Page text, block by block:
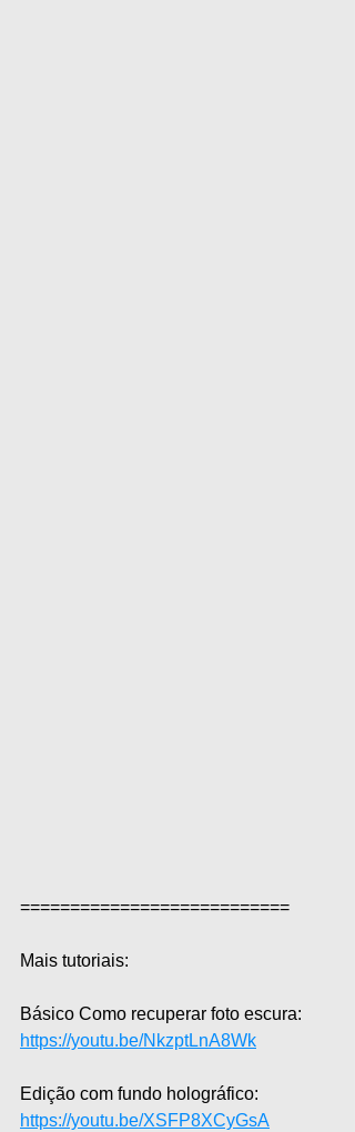
===========================
Mais tutoriais:
Básico Como recuperar foto escura:
https://youtu.be/NkzptLnA8Wk
Edição com fundo holográfico:
https://youtu.be/XSFP8XCyGsA